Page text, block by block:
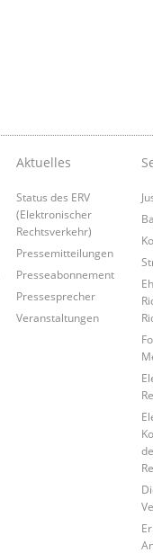
Aktuelles
Status des ERV
(Elektronischer
Rechtsverkehr)
Pressemitteilungen
Presseabonnement
Pressesprecher
Veranstaltungen